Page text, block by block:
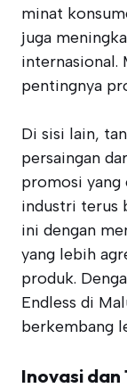
minat
juga
internasional.
pentingnya
Di sisi lain,
persaingan
promosi yang
industri terus
ini dengan
yang lebih
produk.
Endless di
berkembang
Inovasi dan